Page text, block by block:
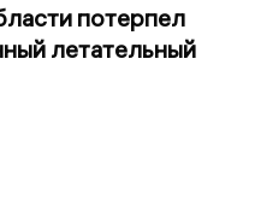
потерпел
летательный